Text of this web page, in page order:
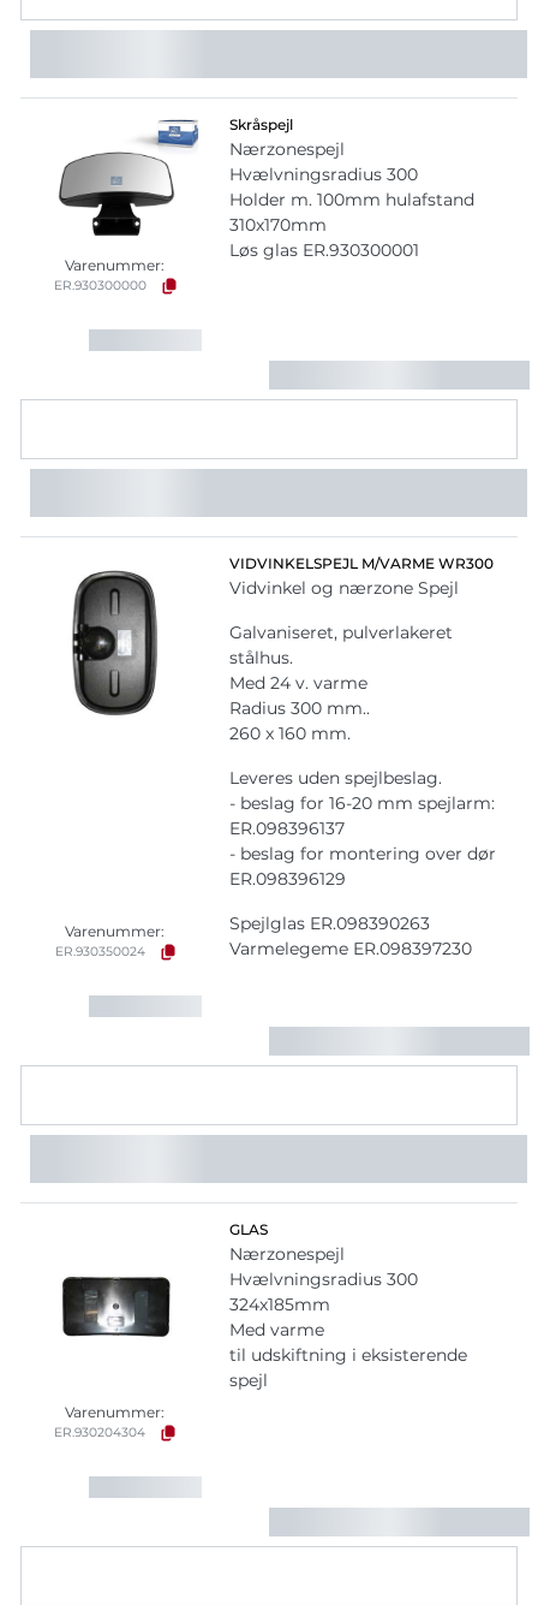
Varenummer:
ER.930300000
Skråspejl
Nærzonespejl
Hvælvningsradius 300
Holder m. 100mm hulafstand
310x170mm
Løs glas ER.930300001
Varenummer:
ER.930350024
VIDVINKELSPEJL M/VARME WR300
Vidvinkel og nærzone Spejl
Galvaniseret, pulverlakeret
stålhus.
Med 24 v. varme
Radius 300 mm..
260 x 160 mm.
Leveres uden spejlbeslag.
- beslag for 16-20 mm spejlarm:
ER.098396137
- beslag for montering over dør
ER.098396129
Spejlglas ER.098390263
Varmelegeme ER.098397230
Varenummer:
ER.930204304
GLAS
Nærzonespejl
Hvælvningsradius 300
324x185mm
Med varme
til udskiftning i eksisterende
spejl